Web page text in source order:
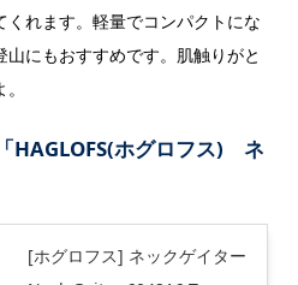
れます。軽量でコンパクトにな
にもおすすめです。肌触りがと
ホグロフス) ネ
[ホグロフス] ネックゲイター